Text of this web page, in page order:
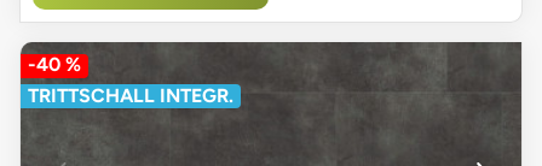
-40 %
TRITTSCHALL INTEGR.